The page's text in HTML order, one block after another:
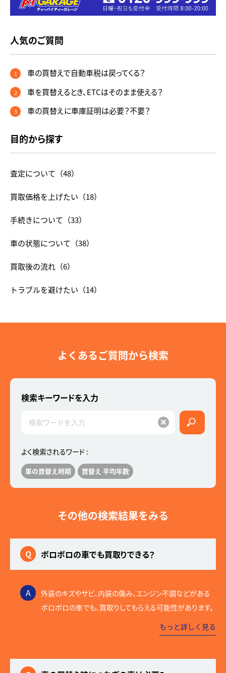
人気のご質問
1 車の買替えで自動車税は戻ってくる？
2 車を買替えるとき、ETCはそのまま使える？
3 車の買替えに車庫証明は必要？不要？
目的から探す
査定について （48）
買取価格を上げたい （18）
手続きについて （33）
車の状態について （38）
買取後の流れ （6）
トラブルを避けたい （14）
よくあるご質問から検索
検索キーワードを入力
よく検索されるワード :
車の買替え時期 買替え 平均年数
その他の検索結果をみる
Q ボロボロの車でも買取りできる？
A
外装のキズやサビ、内装の傷み、エンジン不調などがある
ボロボロの車でも、買取りしてもらえる可能性があります。
もっと詳しく見る